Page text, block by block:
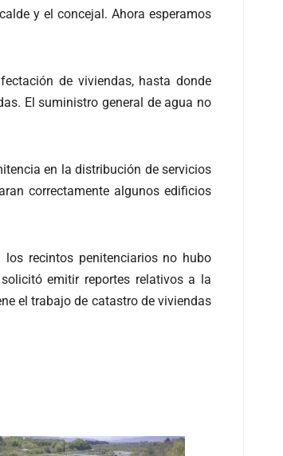
y el concejal. Ahora esperamos
de viviendas, hasta donde
El suministro general de agua no
en la distribución de servicios
correctamente algunos edificios
recintos penitenciarios no hubo
emitir reportes relativos a la
el trabajo de catastro de viviendas